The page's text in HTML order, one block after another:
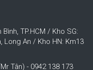
TP.HCM / Kho SG:
Long An / Kho HN: Km13
Tân) - 0942 138 173